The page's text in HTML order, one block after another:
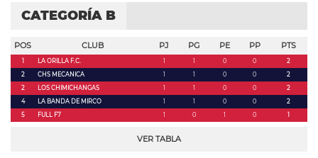
CATEGORÍA B
POS CLUB PJ PG PE PP PTS
1 LA ORILLA F.C. 1 1 0 0
2
2
CHS MECANICA 1 1 0 0
2
2
LOS CHIMICHANGAS 1 1 0 0
2
4
LA BANDA DE MIRCO 1 1 0 0
2
5
FULL F7 1 0 1 0 1
VER TABLA